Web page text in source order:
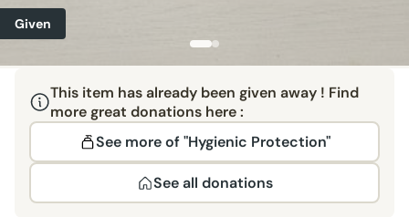
Given
This item has already been given away ! Find
more great donations here :
See more of "Hygienic Protection"
See all donations